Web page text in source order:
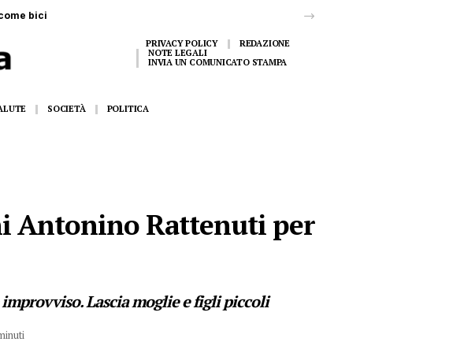
PRIVACY POLICY
REDAZIONE
NOTE LEGALI
INVIA UN COMUNICATO STAMPA
SOCIETÀ POLITICA
Antonino Rattenuti per
Lascia moglie e figli piccoli